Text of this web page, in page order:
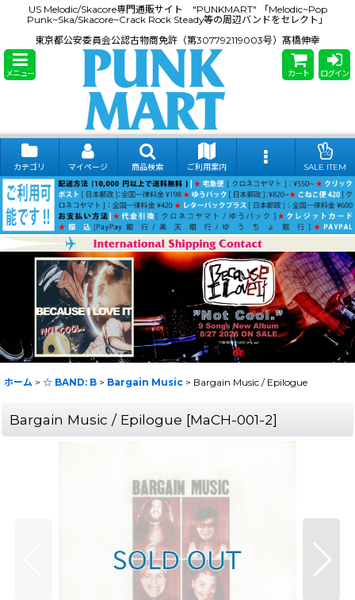
US Melodic/Skacore専門通販サイト "PUNKMART" 「Melodic~Pop
Punk~Ska/Skacore~Crack Rock Steady等の周辺バンドをセレクト」
東京都公安委員会公認古物商免許（第307792119003号）髙橋伸幸
メニュー カート ログイン
カテゴリ マイページ 商品検索 ご利用案内 SALE ITEM
ホーム > ☆ BAND: B > Bargain Music > Bargain Music / Epilogue
Bargain Music / Epilogue [MaCH-001-2]